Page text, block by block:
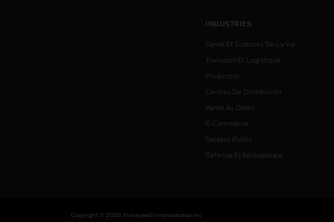
INDUSTRIES
Santé Et Sciences De La Vie
Transport Et Logistique
Production
Centres De Distribution
Vente Au Détail
E-Commerce
Secteur Public
Défense Et Aérospatiale
Copyright © 2026 Honeywell International Inc